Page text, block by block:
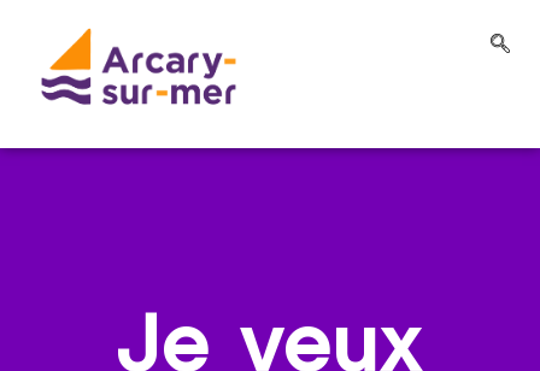
Je veux